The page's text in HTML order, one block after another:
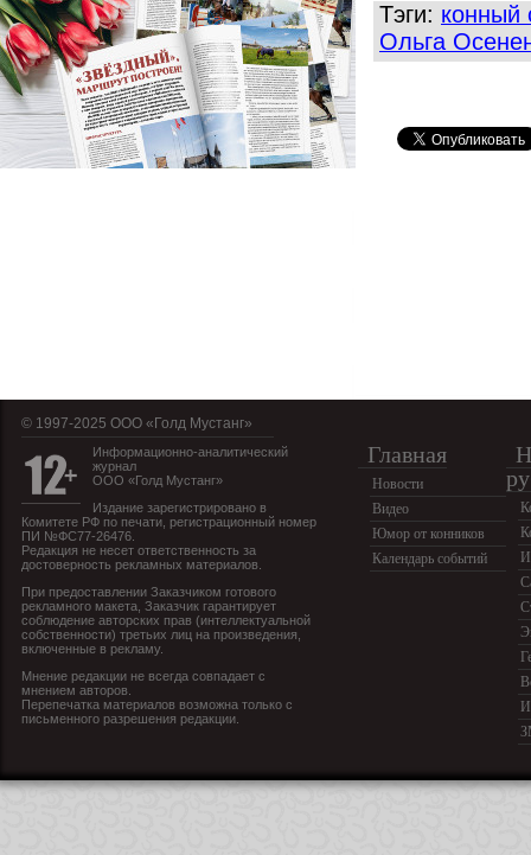
Тэги: конный
Ольга
© 1997-2025 OOO «Голд Мустанг»
Информационно-аналитический
журнал
ООО «Голд Мустанг»
Издание зарегистрировано в
Комитете РФ по печати, регистрационный номер
ПИ №ФС77-26476.
Редакция не несет ответственность за
достоверность рекламных материалов.
При предоставлении Заказчиком готового
рекламного макета, Заказчик гарантирует
соблюдение авторских прав (интеллектуальной
собственности) третьих лиц на произведения,
включенные в рекламу.
Мнение редакции не всегда совпадает с
мнением авторов.
Перепечатка материалов возможна только с
письменного разрешения редакции.
Главная
Новости
Видео
Юмор от конников
Календарь событий